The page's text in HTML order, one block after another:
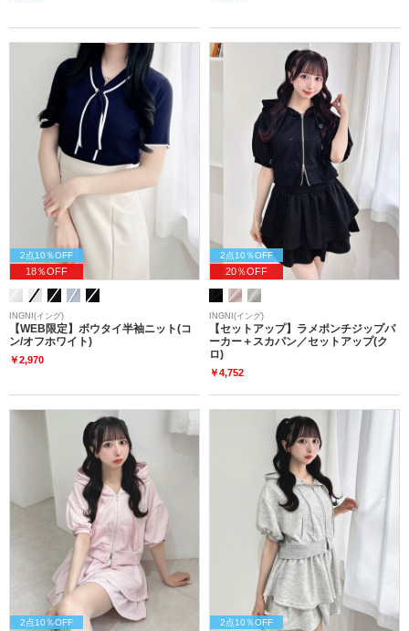
2点10％OFF
18％OFF
INGNI(イング)
【WEB限定】ボウタイ半袖ニット(コ
ン/オフホワイト)
￥2,970
2点10％OFF
20％OFF
INGNI(イング)
【セットアップ】ラメポンチジップパ
ーカー＋スカパン／セットアップ(ク
ロ)
￥4,752
2点10％OFF 2点10％OFF